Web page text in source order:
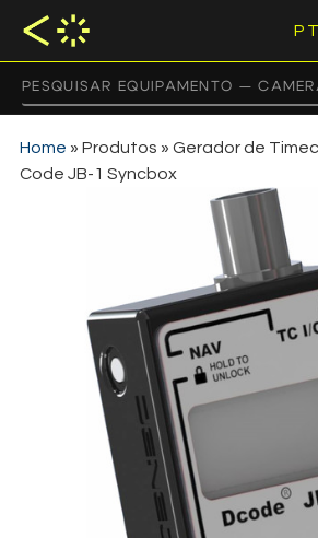
PT
Home » Produtos » Gerador de
Code JB-1 Syncbox